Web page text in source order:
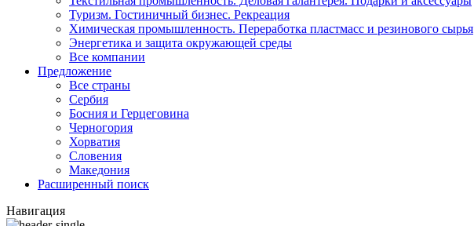
Туризм. Гостиничный бизнес. Рекреация
Химическая промышленность. Переработка пластмасс и резинового сырья
Энергетика и защита окружающей среды
Все компании
Предложение
Все страны
Сербия
Босния и Герцеговина
Черногория
Хорватия
Словения
Македония
Расширенный поиск
Навигация